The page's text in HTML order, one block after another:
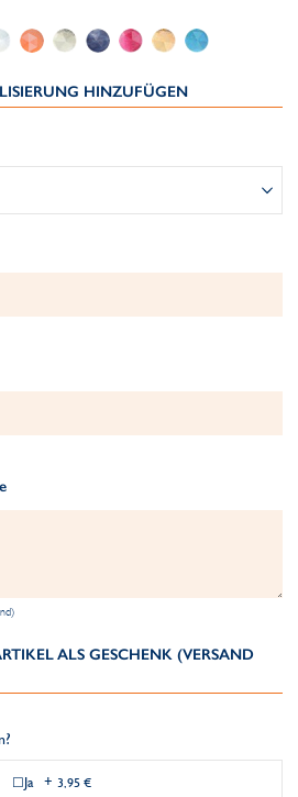
HINZUFÜGEN
ALS GESCHENK (VERSAND
Ja + 3,95 €